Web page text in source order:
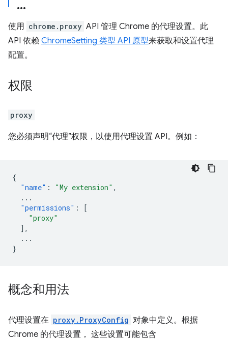
使用 chrome.proxy API 管理 Chrome 的代理设置。此
API 依赖 ChromeSetting 类型 API 原型来获取和设置代理
配置。
权限
proxy
您必须声明“代理”权限，以使用代理设置 API。例如：
{
"name" : "My extension" ,
...
"permissions" :
[
"proxy"
],
...
}
概念和用法
代理设置在 proxy.ProxyConfig 对象中定义。根据
Chrome 的代理设置， 这些设置可能包含